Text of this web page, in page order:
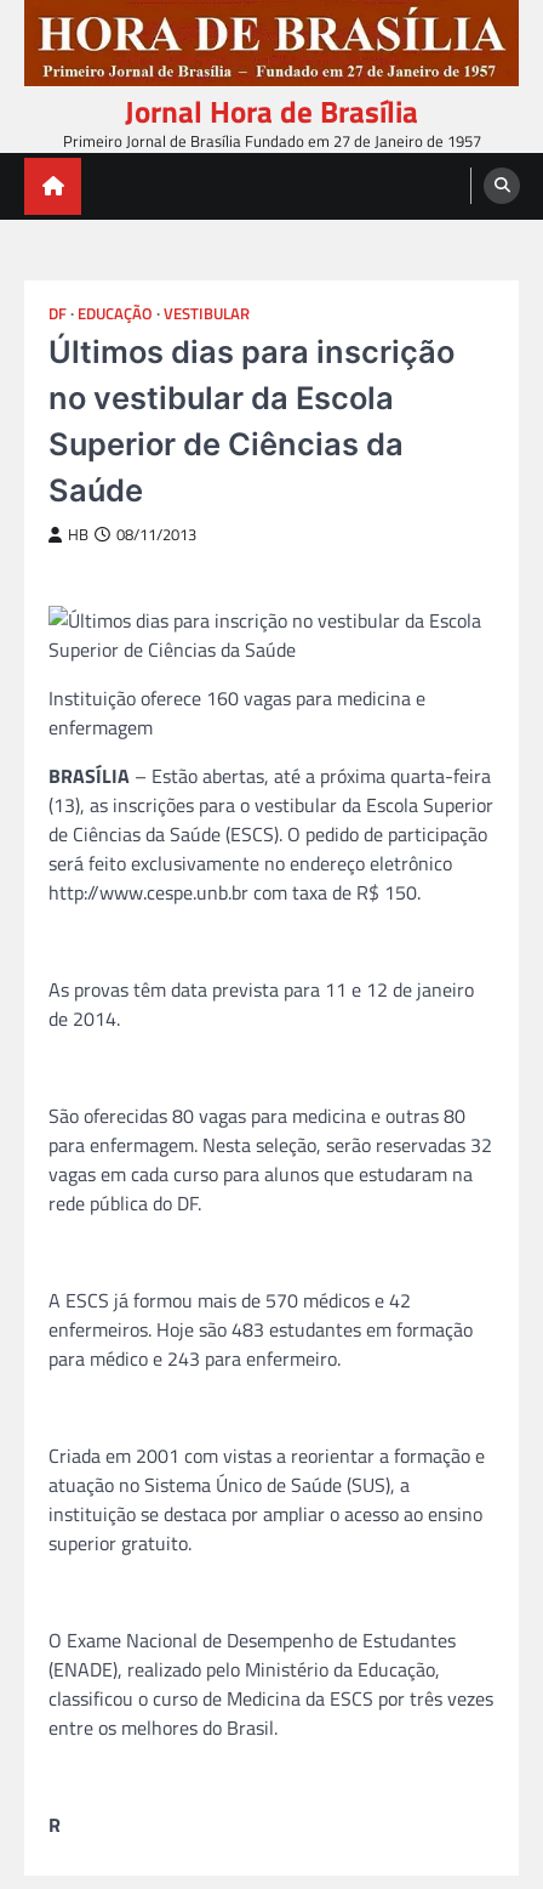
content
Jornal Hora de Brasília
Primeiro Jornal de Brasília Fundado em 27 de Janeiro de 1957
DF EDUCAÇÃO VESTIBULAR
Últimos dias para inscrição
no vestibular da Escola
Superior de Ciências da
Saúde
HB 08/11/2013
Instituição oferece 160 vagas para medicina e
enfermagem
BRASÍLIA – Estão abertas, até a próxima quarta-feira
(13), as inscrições para o vestibular da Escola Superior
de Ciências da Saúde (ESCS). O pedido de participação
será feito exclusivamente no endereço eletrônico
http://www.cespe.unb.br com taxa de R$ 150.
As provas têm data prevista para 11 e 12 de janeiro
de 2014.
São oferecidas 80 vagas para medicina e outras 80
para enfermagem. Nesta seleção, serão reservadas 32
vagas em cada curso para alunos que estudaram na
rede pública do DF.
A ESCS já formou mais de 570 médicos e 42
enfermeiros. Hoje são 483 estudantes em formação
para médico e 243 para enfermeiro.
Criada em 2001 com vistas a reorientar a formação e
atuação no Sistema Único de Saúde (SUS), a
instituição se destaca por ampliar o acesso ao ensino
superior gratuito.
O Exame Nacional de Desempenho de Estudantes
(ENADE), realizado pelo Ministério da Educação,
classificou o curso de Medicina da ESCS por três vezes
entre os melhores do Brasil.
R